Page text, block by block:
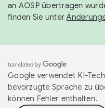
an AOSP übertragen
finden Sie unter
Google verwendet KI-
bevorzugte Sprache zu
können Fehler enthalten.